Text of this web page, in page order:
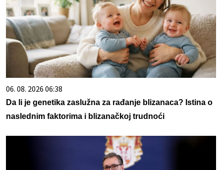
06. 08. 2026 06:38
Da li je genetika zaslužna za rađanje blizanaca? Istina o
naslednim faktorima i blizanačkoj trudnoći